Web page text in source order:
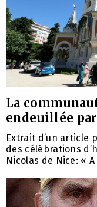
La
endeuillée
Extrait d’un article
des célébrations
Nicolas de Nice: « A